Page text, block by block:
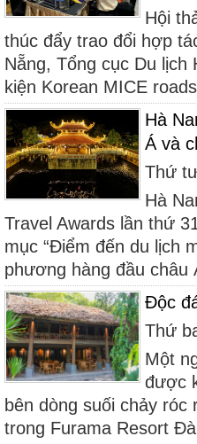
Hội
thúc đẩy trao đổi hợp
Nẵng, Tổng cục Du
kiện Korean MICE
Hà
Á và
Thứ
Hà
Travel Awards lần thứ
mục “Điểm đến du lịch
phương hàng đầu châu
Độc
Thứ
Một
được
bên dòng suối chảy
trong Furama Resort